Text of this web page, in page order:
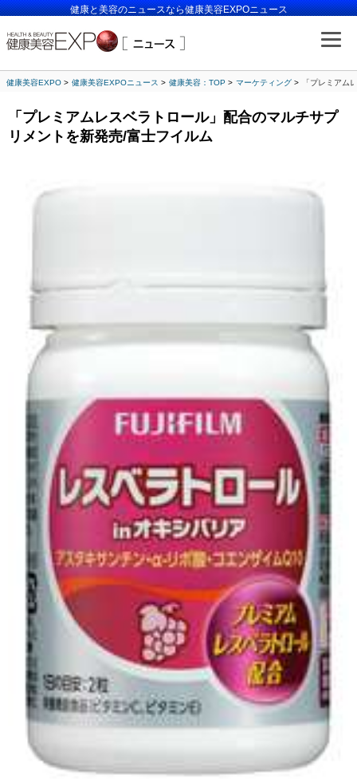
健康と美容のニュースなら健康美容EXPOニュース
健康美容EXPO 健康美容EXPOニュース 健康美容：TOP マーケティング 「プレミアム
「プレミアムレスベラトロール」配合のマルチサプ
リメントを新発売/富士フイルム